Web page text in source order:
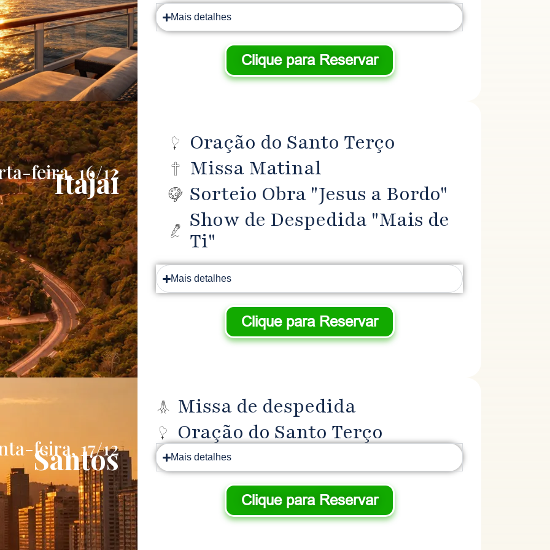
Mais detalhes
Clique para Reservar
feira, 16/12
Itajaí
Oração do Santo Terço ​
Missa Matinal
Sorteio Obra "Jesus a Bordo"
Show de Despedida "Mais de
Ti"
Mais detalhes
Clique para Reservar
feira, 17/12
Santos
Missa de despedida
Oração do Santo Terço
Mais detalhes
Clique para Reservar